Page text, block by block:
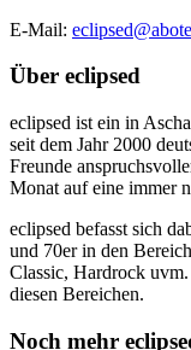
E-Mail:
Über eclipsed
eclipsed ist ein in
seit dem Jahr 2000
Freunde
Monat auf eine immer
eclipsed befasst sich
und 70er in den
Classic, Hardrock
diesen Bereichen.
Noch mehr